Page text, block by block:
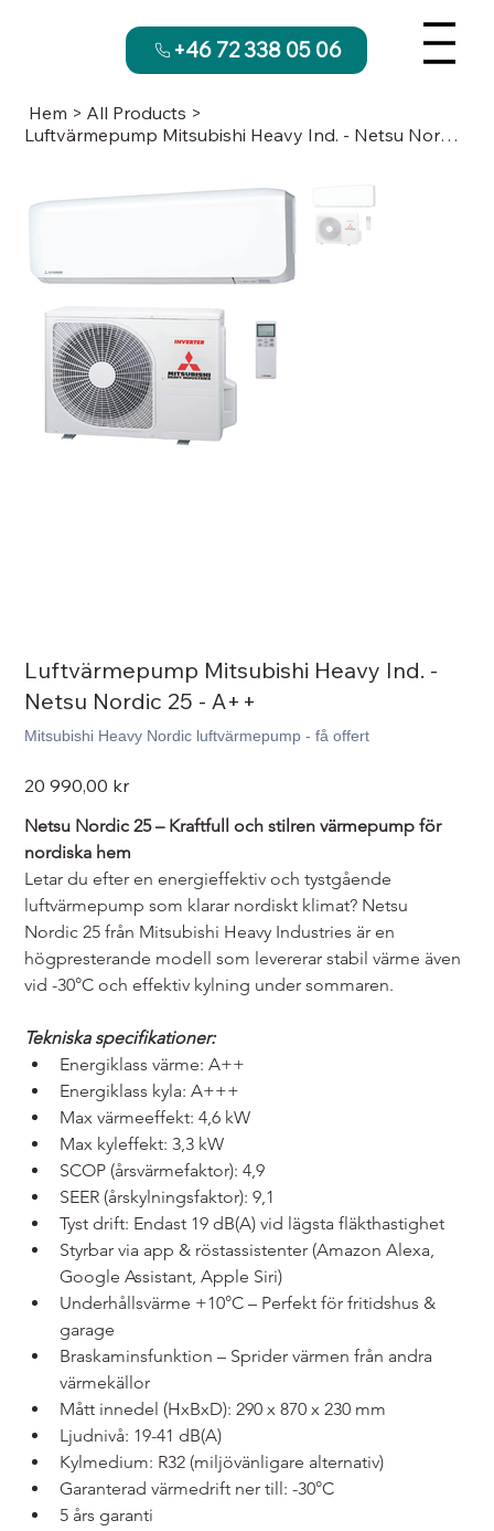
+46 72 338 05 06
Hem > All Products >
Luftvärmepump Mitsubishi Heavy Ind. - Netsu Nordic 25 - A++
Luftvärmepump Mitsubishi Heavy Ind. -
Netsu Nordic 25 - A++
Mitsubishi Heavy Nordic luftvärmepump - få offert
Pris
20 990,00 kr
Netsu Nordic 25 – Kraftfull och stilren värmepump för
nordiska hem
Letar du efter en energieffektiv och tystgående
luftvärmepump som klarar nordiskt klimat? Netsu
Nordic 25 från Mitsubishi Heavy Industries är en
högpresterande modell som levererar stabil värme även
vid -30°C och effektiv kylning under sommaren.
Tekniska specifikationer:
Energiklass värme: A++
Energiklass kyla: A+++
Max värmeeffekt: 4,6 kW
Max kyleffekt: 3,3 kW
SCOP (årsvärmefaktor): 4,9
SEER (årskylningsfaktor): 9,1
Tyst drift: Endast 19 dB(A) vid lägsta fläkthastighet
Styrbar via app & röstassistenter (Amazon Alexa,
Google Assistant, Apple Siri)
Underhållsvärme +10°C – Perfekt för fritidshus &
garage
Braskaminsfunktion – Sprider värmen från andra
värmekällor
Mått innedel (HxBxD): 290 x 870 x 230 mm
Ljudnivå: 19-41 dB(A)
Kylmedium: R32 (miljövänligare alternativ)
Garanterad värmedrift ner till: -30°C
5 års garanti